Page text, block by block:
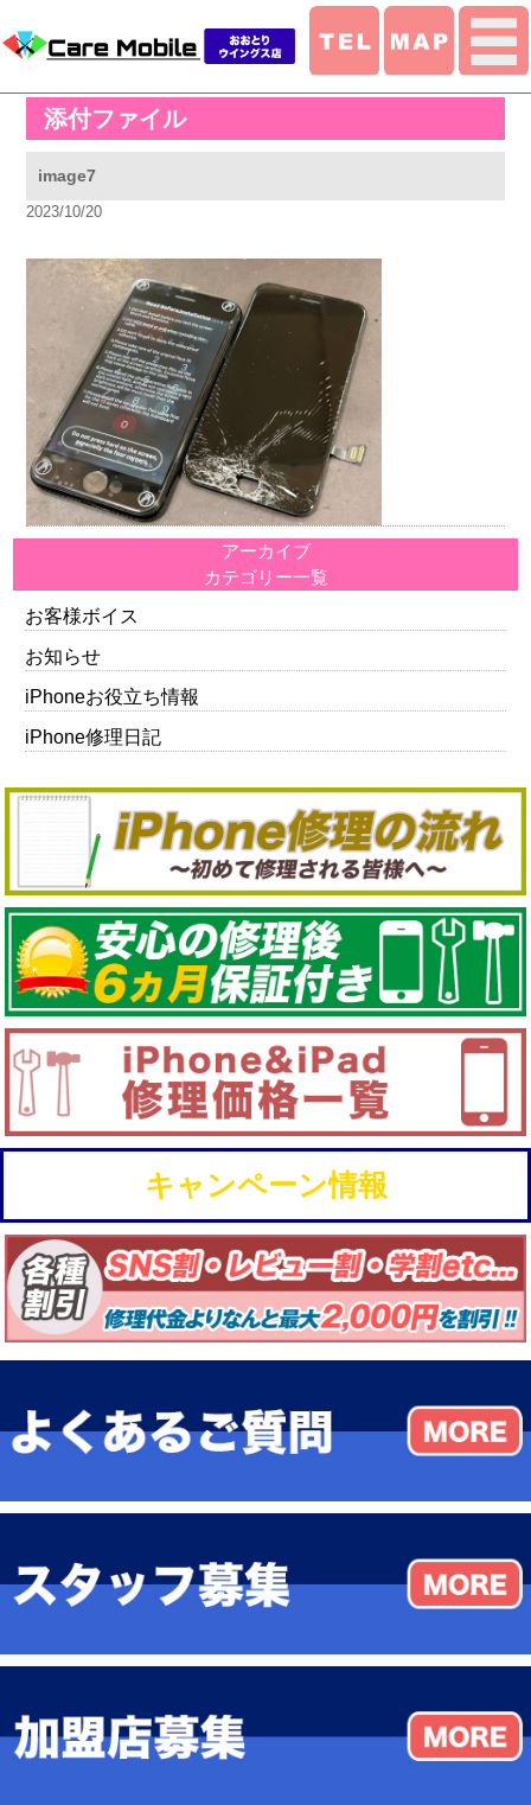
添付ファイル
image7
2023/10/20
アーカイブ
カテゴリー一覧
お客様ボイス
お知らせ
iPhoneお役立ち情報
iPhone修理日記
キャンペーン情報